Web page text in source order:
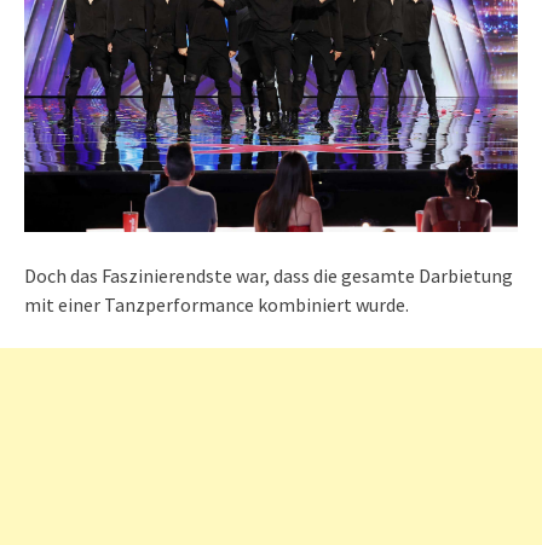
Doch das Faszinierendste war, dass die gesamte Darbietung
mit einer Tanzperformance kombiniert wurde.